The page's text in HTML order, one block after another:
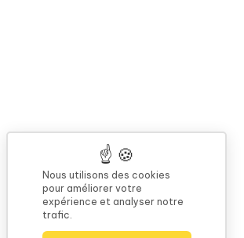
Nous utilisons des cookies
pour améliorer votre
expérience et analyser notre
trafic.